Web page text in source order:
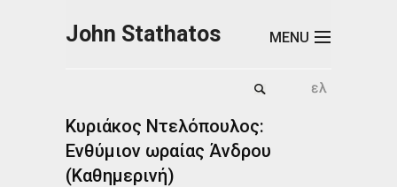
John Stathatos MENU
Κυριάκος Ντελόπουλος:
Ενθύμιον ωραίας Άνδρου
(Καθημερινή)